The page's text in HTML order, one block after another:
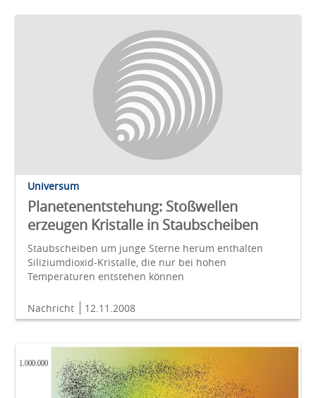
Universum
Planetenentstehung: Stoßwellen
erzeugen Kristalle in Staubscheiben
Staubscheiben um junge Sterne herum enthalten
Siliziumdioxid-Kristalle, die nur bei hohen
Temperaturen entstehen können
Nachricht 12.11.2008